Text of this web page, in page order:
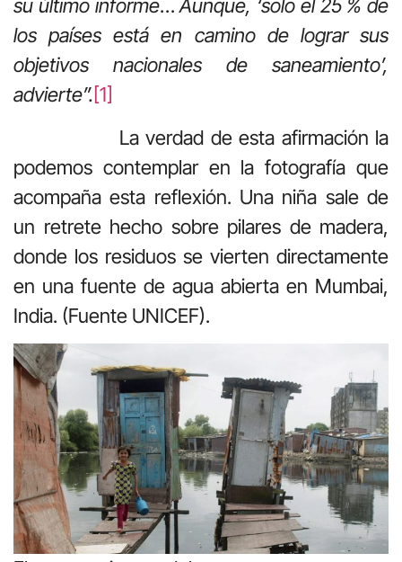
su último informe…Aunque, ‘solo el 25 % de
los países está en camino de lograr sus
objetivos nacionales de saneamiento’,
advierte”.[1]
La verdad de esta afirmación la
podemos contemplar en la fotografía que
acompaña esta reflexión. Una niña sale de
un retrete hecho sobre pilares de madera,
donde los residuos se vierten directamente
en una fuente de agua abierta en Mumbai,
India. (Fuente UNICEF).